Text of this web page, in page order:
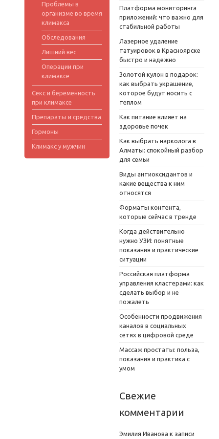
Проблемы в
организме во время
климакса
Обследования
Лишний вес
Операции при
климаксе
Секс и беременность
при климаксе
Препараты и средства
Гормоны
Климакс у мужчин
Платформа мониторинга
приложений: что важно для
стабильной работы
Лазерное удаление
татуировок в Красноярске
быстро и надежно
Золотой кулон в подарок:
как выбрать украшение,
которое будут носить с
теплом
Как питание влияет на
здоровье почек
Как выбрать нарколога в
Алматы: спокойный разбор
для семьи
Виды антиоксидантов и
какие вещества к ним
относятся
Форматы контента,
которые сейчас в тренде
Когда действительно
нужно УЗИ: понятные
показания и практические
ситуации
Российская платформа
управления кластерами: как
сделать выбор и не
пожалеть
Особенности продвижения
каналов в социальных
сетях в цифровой среде
Массаж простаты: польза,
показания и практика с
умом
Свежие
комментарии
Эмилия Иванова к записи